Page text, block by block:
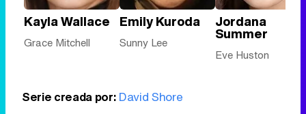
Kayla Wallace
Grace Mitchell
Emily Kuroda
Sunny Lee
Jordana
Summer
Eve Huston
Serie creada por: David Shore